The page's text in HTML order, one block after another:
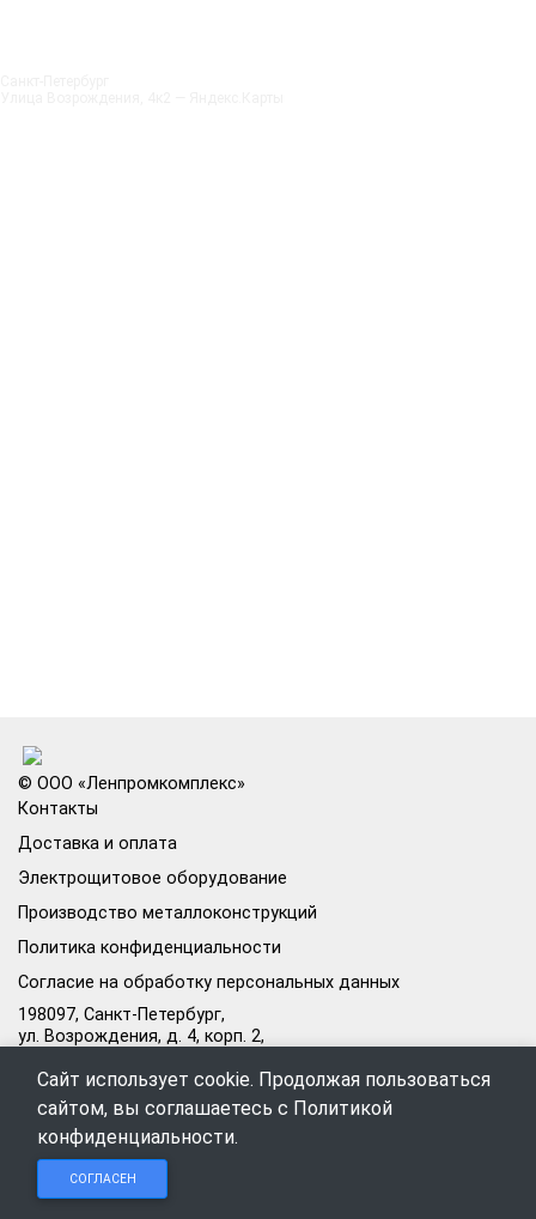
© ООО «Ленпромкомплекс»
Контакты
Доставка и оплата
Электрощитовое оборудование
Производство металлоконструкций
Политика конфиденциальности
Согласие на обработку персональных данных
198097, Санкт-Петербург,
ул. Возрождения, д. 4, корп. 2,
Режим работы офиса:
Пн–Пт: 09:00–18:00
+7 (812) 309-98-44
Сайт использует cookie. Продолжая пользоваться
сайтом, вы соглашаетесь с Политикой
конфиденциальности.
СОГЛАСЕН